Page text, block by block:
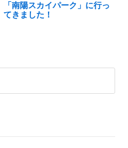
「南陽スカイパーク」に行っ
てきました！